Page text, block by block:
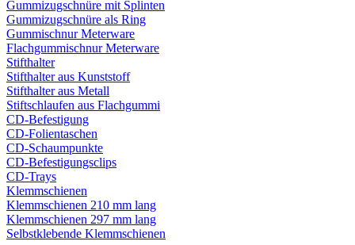
Gummizugschnüre mit Splinten
Gummizugschnüre als Ring
Gummischnur Meterware
Flachgummischnur Meterware
Stifthalter
Stifthalter aus Kunststoff
Stifthalter aus Metall
Stiftschlaufen aus Flachgummi
CD-Befestigung
CD-Folientaschen
CD-Schaumpunkte
CD-Befestigungsclips
CD-Trays
Klemmschienen
Klemmschienen 210 mm lang
Klemmschienen 297 mm lang
Selbstklebende Klemmschienen